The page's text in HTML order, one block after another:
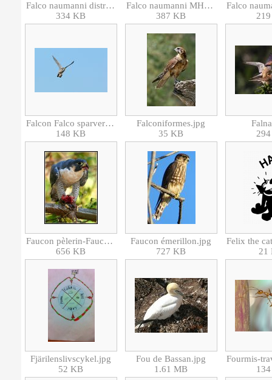
Falco naumanni distribution.png
334 KB
Falco naumanni MHNT.ZOO.2010.11.104.2.jpg
387 KB
Falcon Falco sparverius cinnamominus hunting.jpg
148 KB
Falconiformes.jpg
35 KB
Faucon pèlerin-Faucon pelerin-3392.jpg
656 KB
Faucon émerillon.jpg
727 KB
21
Fjärilenslivscykel.jpg
52 KB
Fou de Bassan.jpg
1.61 MB